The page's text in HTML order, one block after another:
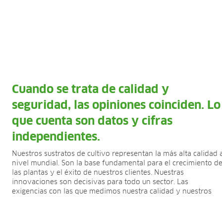
Cuando se trata de calidad y
seguridad, las opiniones coinciden. Lo
que cuenta son datos y cifras
independientes.
Nuestros sustratos de cultivo representan la más alta calidad
nivel mundial. Son la base fundamental para el crecimiento
las plantas y el éxito de nuestros clientes. Nuestras
innovaciones son decisivas para todo un sector. Las
exigencias con las que medimos nuestra calidad y nuestros